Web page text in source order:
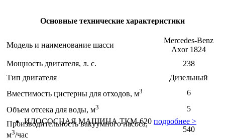
ИЛОСОСНАЯ МАШИНА ТКМ-620 подробнее >
Основные технические характеристики
Модель и наименование шасси
Mercedes-Benz
Axor 1824
Мощность двигателя, л. с.
238
Тип двигателя
Дизельный
Вместимость цистерны для отходов, м3 6
Объем отсека для воды, м3
5
Производительность вакуумного насоса,
м3/час
540